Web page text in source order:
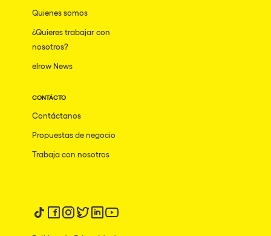
Quienes somos
¿Quieres trabajar con
nosotros?
elrow News
CONTÁCTO
Contáctanos
Propuestas de negocio
Trabaja con nosotros
Síguenos en tiktok
Síguenos en facebook
Síguenos en instagram
Síguenos en twitter
Síguenos en linkedin
Síguenos en youtube